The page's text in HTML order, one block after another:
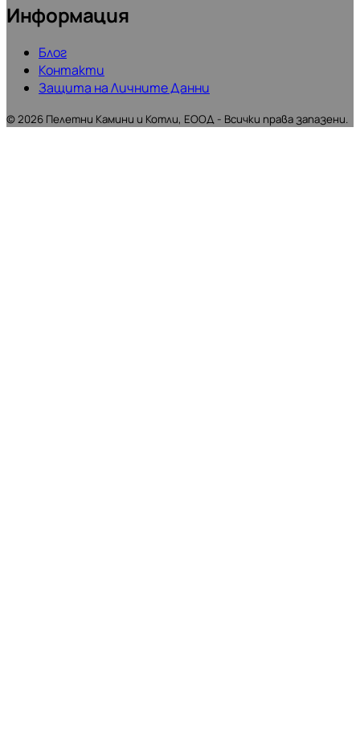
Информация
Блог
Контакти
Защита на Личните Данни
©2026 Пелетни Камини и Котли, ЕООД - Всички права запазени.